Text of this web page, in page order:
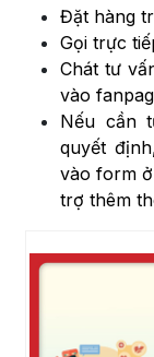
Đặt hàng
Gọi trực
Chát tư
vào
Nếu cần
quyết
vào form
trợ thêm